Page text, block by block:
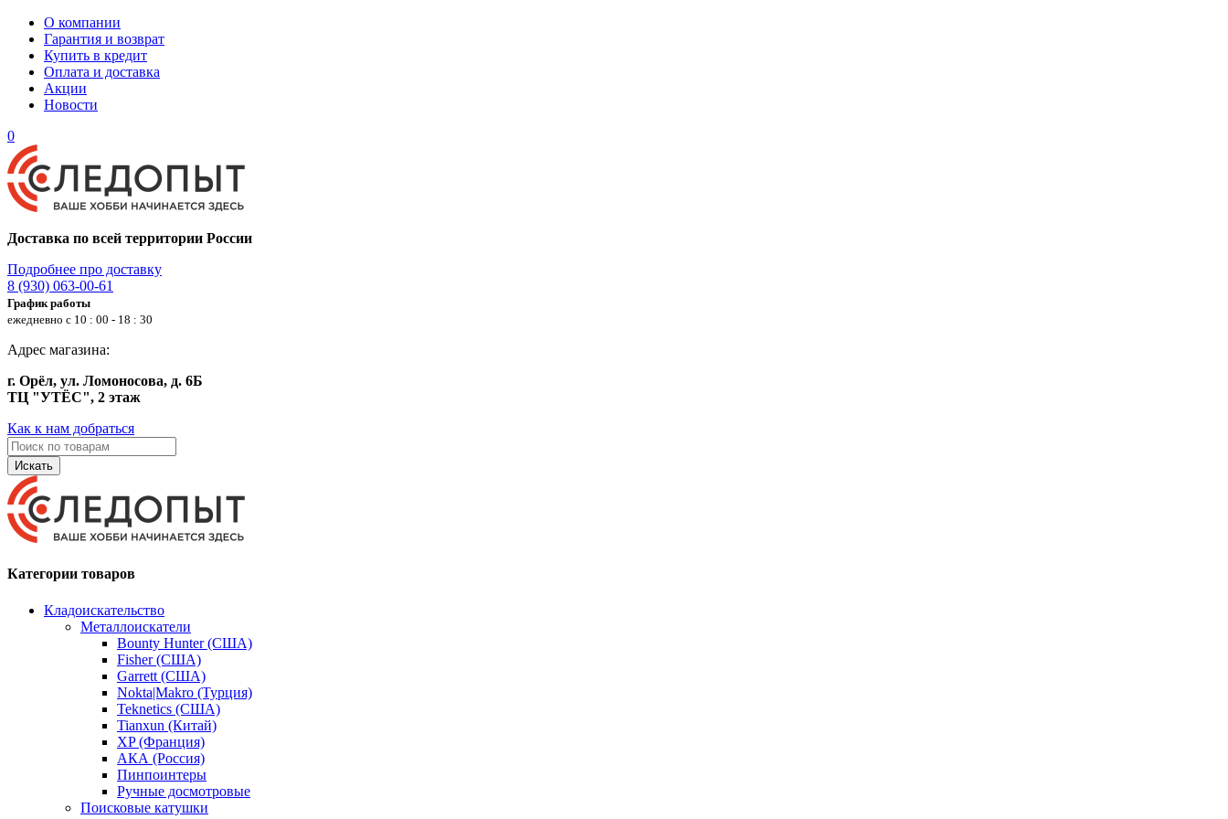
О компании
Гарантия и возврат
Купить в кредит
Оплата и доставка
Акции
Новости
0
Доставка по всей территории России
Подробнее про доставку
8 (930) 063-00-61
График работы
ежедневно с 10 : 00 - 18 : 30
Адрес магазина:
г. Орёл, ул. Ломоносова, д. 6Б
ТЦ "УТЁС", 2 этаж
Как к нам добраться
Искать
Категории товаров
Кладоискательство
Металлоискатели
Bounty Hunter (США)
Fisher (США)
Garrett (США)
Nokta|Makro (Турция)
Teknetics (США)
Tianxun (Китай)
XP (Франция)
АКА (Россия)
Пинпоинтеры
Ручные досмотровые
Поисковые катушки